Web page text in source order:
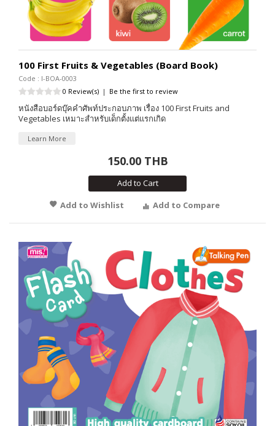
100 First Fruits & Vegetables (Board Book)
Code : I-BOA-0003
0 Review(s) | Be the first to review
หนังสือบอร์ดบุ๊คคำศัพท์ประกอบภาพ เรื่อง 100 First Fruits and
Vegetables เหมาะสำหรับเด็กตั้งแต่แรกเกิด
Learn More
150.00 THB
Add to Cart
Add to Wishlist
Add to Compare